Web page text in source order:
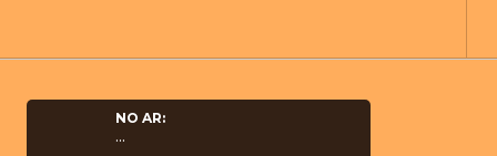
NO AR:
...